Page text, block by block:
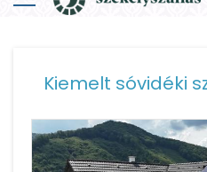
Kiemelt sóvidéki